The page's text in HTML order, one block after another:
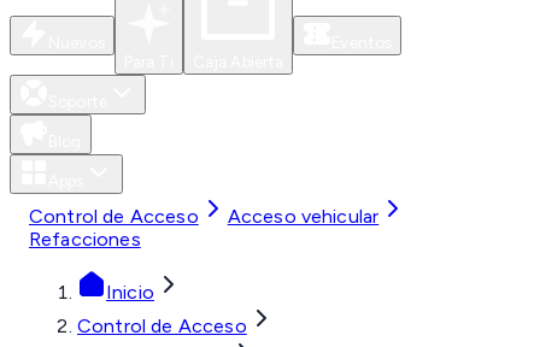
Control de Acceso
Acceso vehicular
Refacciones
Inicio
Control de Acceso